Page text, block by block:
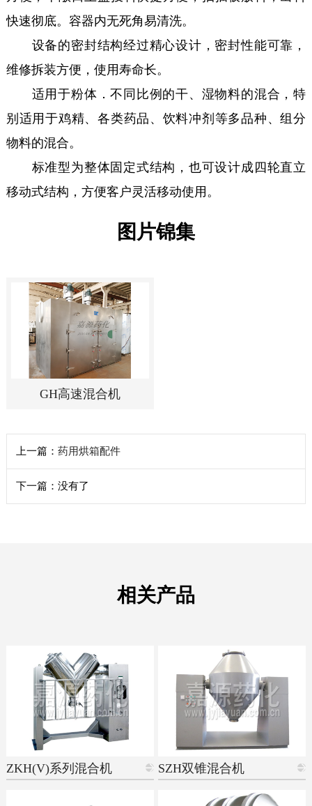
快速彻底。容器内无死角易清洗。
设备的密封结构经过精心设计，密封性能可靠，
维修拆装方便，使用寿命长。
适用于粉体．不同比例的干、湿物料的混合，特
别适用于鸡精、各类药品、饮料冲剂等多品种、组分
物料的混合。
标准型为整体固定式结构，也可设计成四轮直立
移动式结构，方便客户灵活移动使用。
图片锦集
GH高速混合机
上一篇： 药用烘箱配件
下一篇：没有了
相关产品
ZKH(V)系列混合机 SZH双锥混合机